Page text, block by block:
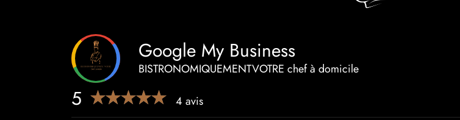
Google My Business
BISTRONOMIQUEMENTVOTRE chef à domicile
5 4 avis